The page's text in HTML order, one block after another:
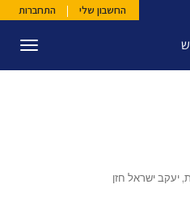
החשבון שלי | התחברות
על
יעקב ישראל חזן